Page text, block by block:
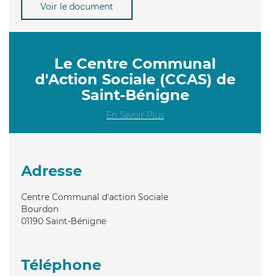
Voir le document
Le Centre Communal
d'Action Sociale (CCAS) de
Saint-Bénigne
En Savoir Plus
Adresse
Centre Communal d'action Sociale
Bourdon
01190 Saint-Bénigne
Téléphone